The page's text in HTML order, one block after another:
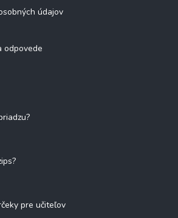
údajov
odpovede
pre učiteľov